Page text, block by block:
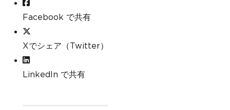
Facebook で共有
Xでシェア（Twitter）
LinkedIn で共有